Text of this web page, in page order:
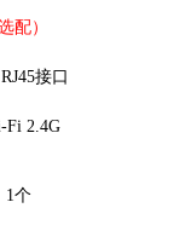
配）
RJ45接口
Fi 2.4G
1个